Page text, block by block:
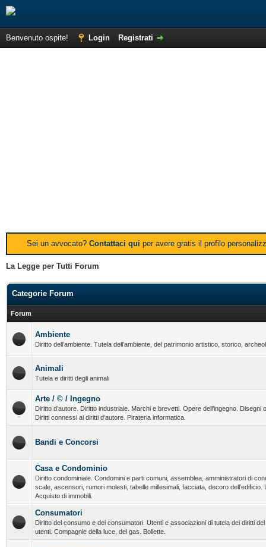
Benvenuto ospite! Login Registrati
Sei un avvocato? Contattaci qui per avere gratis il profilo
La Legge per Tutti Forum
Categorie Forum
Forum
Ambiente
Diritto dell’ambiente. Tutela dell’ambiente, del patrimonio artistico, storico,
Animali
Tutela e diritti degli animali
Arte / © / Ingegno
Diritto d’autore. Diritto industriale. Marchi e brevetti. Opere dell’ingegno. Disegni
Diritti connessi ai diritti d’autore. Pirateria informatica.
Bandi e Concorsi
Casa e Condominio
Diritto condominiale. Condomini e parti comuni, assemblea, amministratori di
scale, ascensori, rumori molesti, tabelle millesimali, facciata, decoro
Acquisto di immobili.
Consumatori
Diritto del consumo e dei consumatori. Utenti e associazioni di tutela dei diritti
utenti. Compagnie della luce, del gas. Bollette.